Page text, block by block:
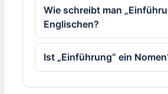
Wie schreibt man
Englischen?
Ist „Einführung“ ein